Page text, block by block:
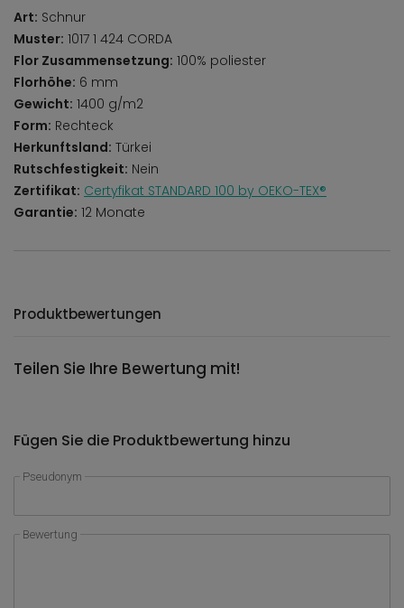
Art: Schnur
Muster: 1017 1 424 CORDA
Flor Zusammensetzung: 100% poliester
Florhöhe: 6 mm
Gewicht: 1400 g/m2
Form: Rechteck
Herkunftsland: Türkei
Rutschfestigkeit: Nein
Zertifikat: Certyfikat STANDARD 100 by OEKO-TEX®
Garantie: 12 Monate
Produktbewertungen
Teilen Sie Ihre Bewertung mit!
Fügen Sie die Produktbewertung hinzu
Pseudonym
Bewertung